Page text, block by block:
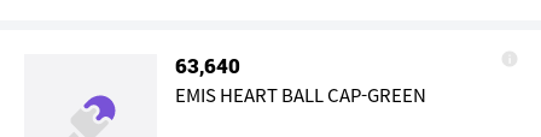
63,640
EMIS HEART BALL CAP-GREEN